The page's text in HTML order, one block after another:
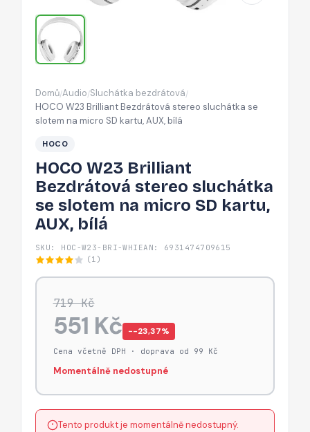
kartu,
AUX,
Domů/Audio/Sluchátka bezdrátová/
HOCO W23 Brilliant Bezdrátová stereo sluchátka se
slotem na micro SD kartu, AUX, bílá
HOCO
HOCO W23 Brilliant
Bezdrátová stereo sluchátka
se slotem na micro SD kartu,
AUX, bílá
SKU: HOC-W23-BRI-WHI EAN: 6931474709615
(1)
719 Kč
551 Kč −-23,37%
Cena včetně DPH · doprava od 99 Kč
Momentálně nedostupné
Tento produkt je momentálně nedostupný.